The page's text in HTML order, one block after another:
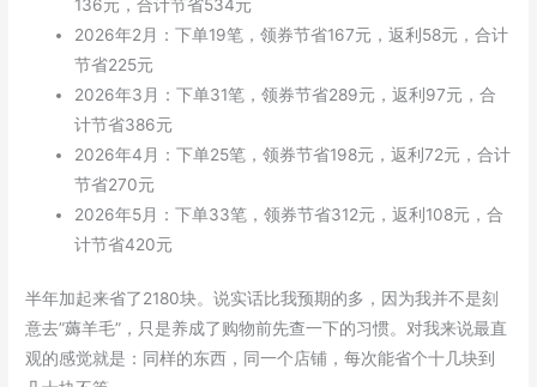
136元，合计节省534元
2026年2月：下单19笔，领券节省167元，返利58元，合计
节省225元
2026年3月：下单31笔，领券节省289元，返利97元，合
计节省386元
2026年4月：下单25笔，领券节省198元，返利72元，合计
节省270元
2026年5月：下单33笔，领券节省312元，返利108元，合
计节省420元
半年加起来省了2180块。说实话比我预期的多，因为我并不是刻
意去”薅羊毛”，只是养成了购物前先查一下的习惯。对我来说最直
观的感觉就是：同样的东西，同一个店铺，每次能省个十几块到